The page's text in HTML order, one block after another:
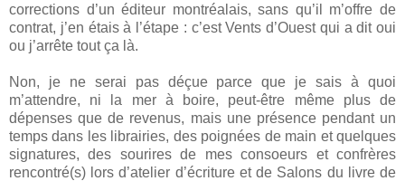
corrections d’un éditeur montréalais, sans qu’il m’offre de
contrat, j’en étais à l’étape : c’est Vents d’Ouest qui a dit oui
ou j’arrête tout ça là.
Non, je ne serai pas déçue parce que je sais à quoi
m’attendre, ni la mer à boire, peut-être même plus de
dépenses que de revenus, mais une présence pendant un
temps dans les librairies, des poignées de main et quelques
signatures, des sourires de mes consoeurs et confrères
rencontré(s) lors d’atelier d’écriture et de Salons du livre de